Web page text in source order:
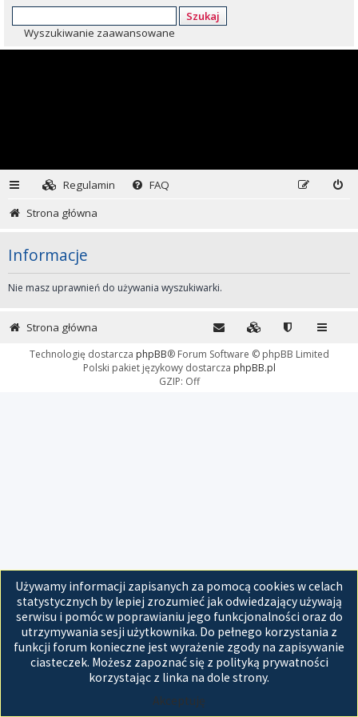
Szukaj
Wyszukiwanie zaawansowane
Regulamin
FAQ
Strona główna
Informacje
Nie masz uprawnień do używania wyszukiwarki.
Używamy informacji zapisanych za pomocą cookies w celach
statystycznych by lepiej zrozumieć jak odwiedzający używają
serwisu i pomóc w poprawianiu jego funkcjonalności oraz do
utrzymywania sesji użytkownika. Do pełnego korzystania z
funkcji forum konieczne jest wyrażenie zgody na zapisywanie
ciasteczek. Możesz zapoznać się z polityką prywatności
korzystając z linka na dole strony.
Akceptuję
Strona główna
Technologię dostarcza phpBB® Forum Software © phpBB Limited
Polski pakiet językowy dostarcza phpBB.pl
GZIP: Off